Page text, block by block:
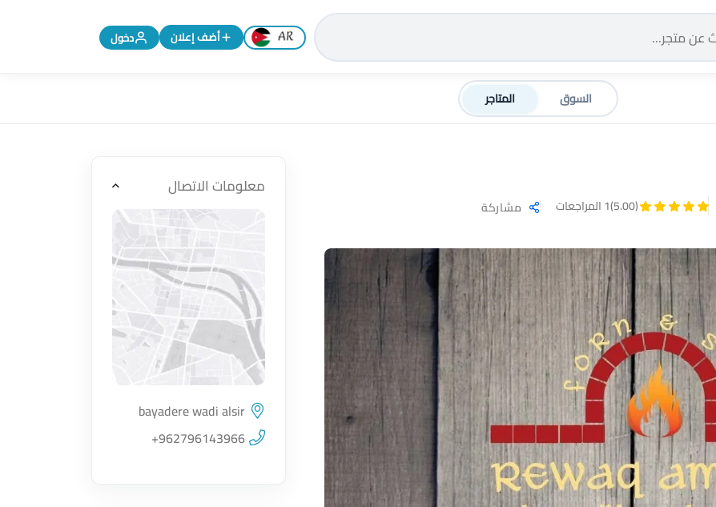
تغيير اللغة إلى الإنجليزية
أضف إعلان دخول
السوق المتاجر
(5.00) 1 المراجعات مشاركة
معلومات الاتصال
اضغط لتحميل الموقع
bayadere wadi alsir
+962796143966